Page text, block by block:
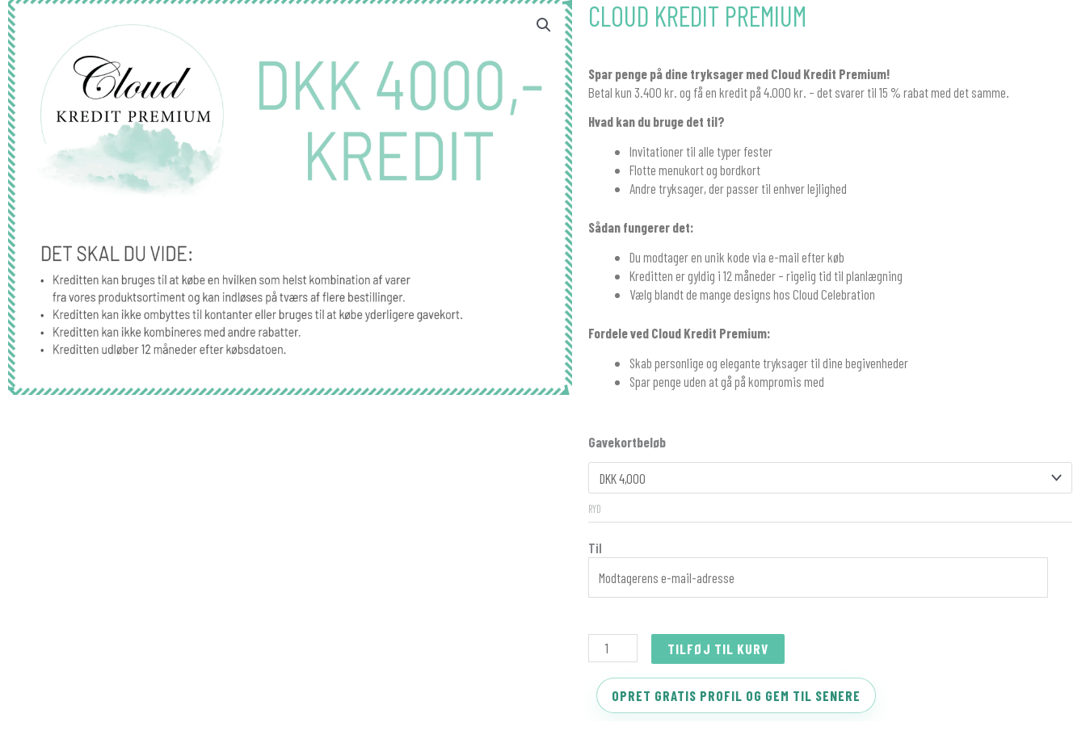
CLOUD KREDIT PREMIUM
Spar penge på dine tryksager med Cloud Kredit Premium!
Betal kun 3.400 kr. og få en kredit på 4.000 kr. – det svarer til 15 % rabat med det samme.
Hvad kan du bruge det til?
Invitationer til alle typer fester
Flotte menukort og bordkort
Andre tryksager, der passer til enhver lejlighed
Sådan fungerer det:
Du modtager en unik kode via e-mail efter køb
Kreditten er gyldig i 12 måneder – rigelig tid til planlægning
Vælg blandt de mange designs hos Cloud Celebration
Fordele ved Cloud Kredit Premium:
Skab personlige og elegante tryksager til dine begivenheder
Spar penge uden at gå på kompromis med
Gavekortbeløb
RYD
Til
CLOUD
PREMIUM
antal
TILFØJ TIL KURV
OPRET GRATIS PROFIL OG GEM TIL SENERE